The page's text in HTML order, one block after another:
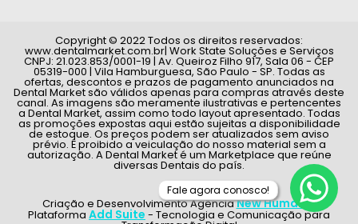
Copyright © 2022 Todos os direitos reservados:
www.dentalmarket.com.br| Work State Soluções e Serviços
CNPJ: 21.023.853/0001-19 | Av. Queiroz Filho 917, Sala 06 - CEP
05319-000 | Vila Hamburguesa, São Paulo - SP. Todas as
ofertas, descontos e prazos de pagamento anunciados na
Dental Market são válidos apenas para compras através deste
canal. As imagens são meramente ilustrativas e pertencentes
a Dental Market, assim como todo layout apresentado. Todas
as promoções expostas aqui estão sujeitas a disponibilidade
de estoque. Os preços podem ser atualizados sem aviso
prévio. É proibido a veiculação do nosso material sem a
autorização. A Dental Market é um Marketplace que reúne
diversas Dentais do país.
Criação e Desenvolvimento AgênciaNew Humans|
Plataforma Add Suite - Tecnologia e Comunicação para
Fale agora conosco!